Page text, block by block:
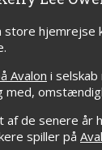
Avalon i
med,
af de senere år
spiller på